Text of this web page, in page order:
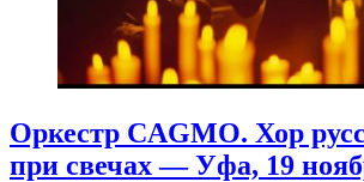
Оркестр CAGMO. Хор
при свечах — Уфа, 19